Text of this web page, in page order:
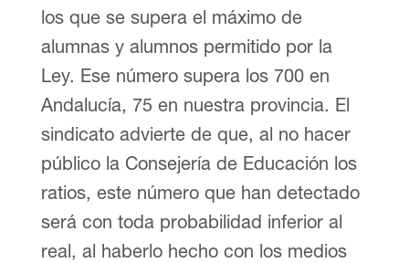
los que se supera el máximo de
alumnas y alumnos permitido por la
Ley. Ese número supera los 700 en
Andalucía, 75 en nuestra provincia. El
sindicato advierte de que, al no hacer
público la Consejería de Educación los
ratios, este número que han detectado
será con toda probabilidad inferior al
real, al haberlo hecho con los medios